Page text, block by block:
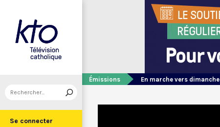
Se connecter
Émissions En marche vers dimanche